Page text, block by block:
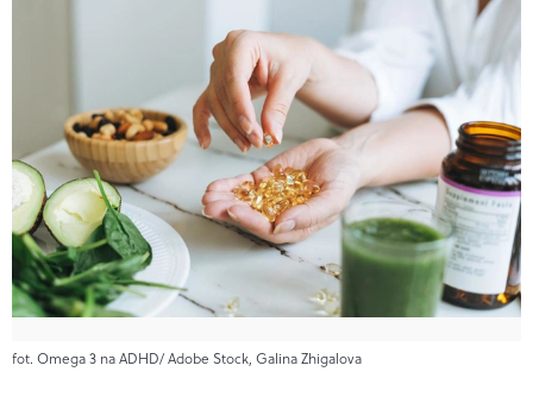
fot. Omega 3 na ADHD/ Adobe Stock, Galina Zhigalova